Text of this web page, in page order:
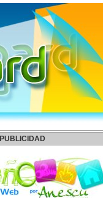
PUBLICIDAD